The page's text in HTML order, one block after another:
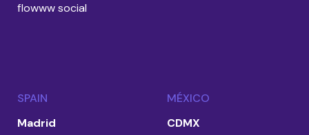
flowww social
SPAIN
Madrid
MÉXICO
CDMX